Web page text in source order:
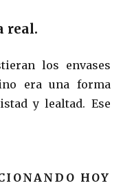
real.
los envases
era una forma
y lealtad. Ese
HOY